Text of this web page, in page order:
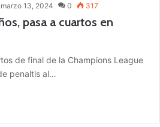
marzo 13, 2024 0 317
pasa a cuartos en
de final de la Champions League
penaltis al…